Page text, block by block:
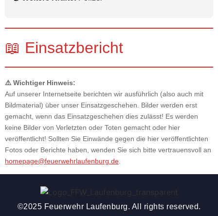
📖 Einsatzbericht
⚠️ Wichtiger Hinweis:
Auf unserer Internetseite berichten wir ausführlich (also auch mit
Bildmaterial) über unser Einsatzgeschehen. Bilder werden erst
gemacht, wenn das Einsatzgeschehen dies zulässt! Es werden
keine Bilder von Verletzten oder Toten gemacht oder hier
veröffentlicht! Sollten Sie Einwände gegen die hier veröffentlichten
Fotos oder Berichte haben, wenden Sie sich bitte vertrauensvoll an
homepage@feuerwehrlaufenburg.de.
©2025 Feuerwehr Laufenburg. All rights reserved.